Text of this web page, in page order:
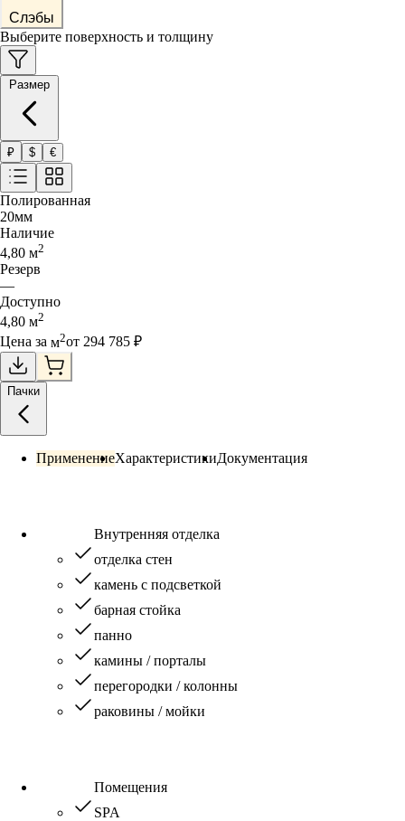
Слэбы
Выберите поверхность и толщину
₽ $ €
Полированная
20мм
Наличие
4,80 м2
Резерв
—
Доступно
4,80 м2
Цена за м2от 294 785 ₽
Пачки
ПрименениеХарактеристикиДокументация
Внутренняя отделка
отделка стен
камень с подсветкой
барная стойка
панно
камины / порталы
перегородки / колонны
раковины / мойки
Помещения
SPA